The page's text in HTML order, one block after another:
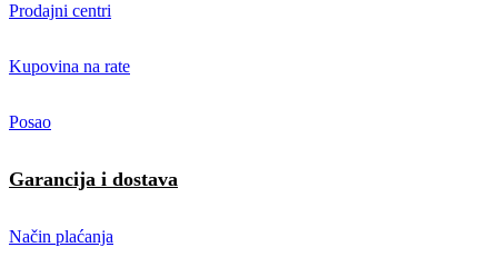
Prodajni centri
Kupovina na rate
Posao
Garancija i dostava
Način plaćanja